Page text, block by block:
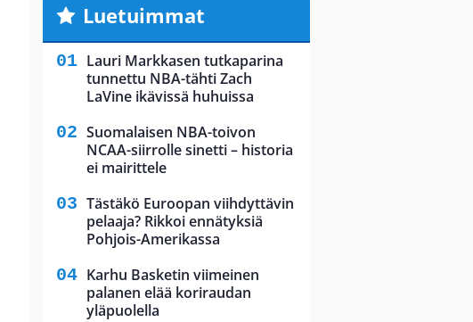
Luetuimmat
Lauri Markkasen tutkaparina
tunnettu NBA-tähti Zach
LaVine ikävissä huhuissa
Suomalaisen NBA-toivon
NCAA-siirrolle sinetti – historia
ei mairittele
Tästäkö Euroopan viihdyttävin
pelaaja? Rikkoi ennätyksiä
Pohjois-Amerikassa
Karhu Basketin viimeinen
palanen elää koriraudan
yläpuolella